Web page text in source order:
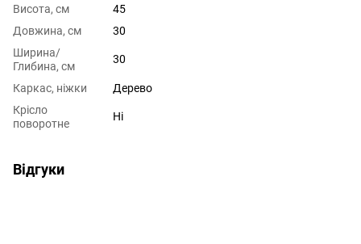
Висота, см
45
Довжина, см
30
Ширина/
Глибина, см
30
Каркас, ніжки
Дерево
Крісло
поворотне
Ні
Відгуки